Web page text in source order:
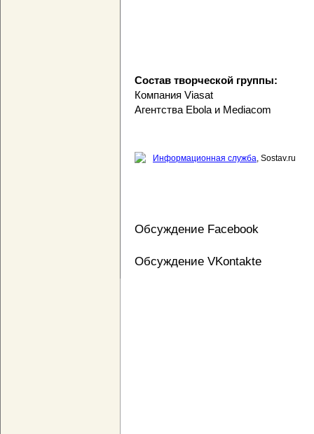
Состав творческой группы:
Компания Viasat
Агентства Ebola и Mediacom
Информационная служба, Sostav.ru
Обсуждение Facebook
Обсуждение VKontakte